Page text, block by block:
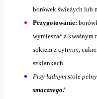
borówek świeżych lub
Przygotowanie:
wymieszać z kwaśnym
sokiem z cytryny,
szklankach.
Przy ładnym stole
smacznego!